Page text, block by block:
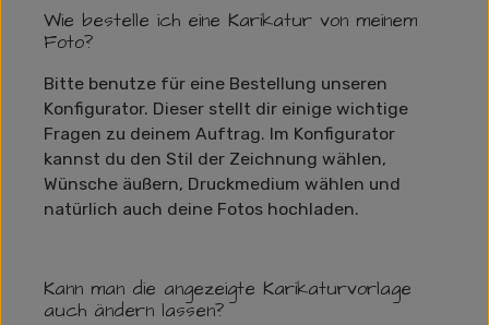
Wie bestelle ich eine Karikatur von meinem
Foto?
Bitte benutze für eine Bestellung unseren
Konfigurator. Dieser stellt dir einige wichtige
Fragen zu deinem Auftrag. Im Konfigurator
kannst du den Stil der Zeichnung wählen,
Wünsche äußern, Druckmedium wählen und
natürlich auch deine Fotos hochladen.
Kann man die angezeigte Karikaturvorlage
auch ändern lassen?